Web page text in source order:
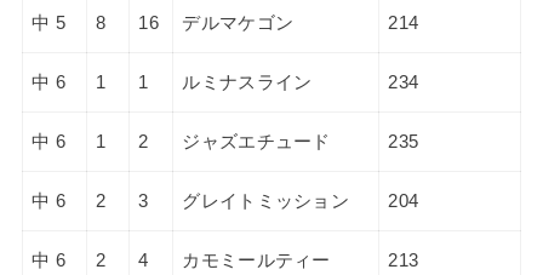
中 5 8 16 デルマケゴン 214
中 6 1 1 ルミナスライン 234
中 6 1 2 ジャズエチュード 235
中 6 2 3 グレイトミッション 204
中 6 2 4 カモミールティー 213